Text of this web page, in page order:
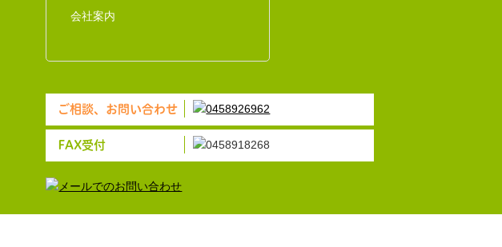
会社案内
ご相談、お問い合わせ
FAX受付